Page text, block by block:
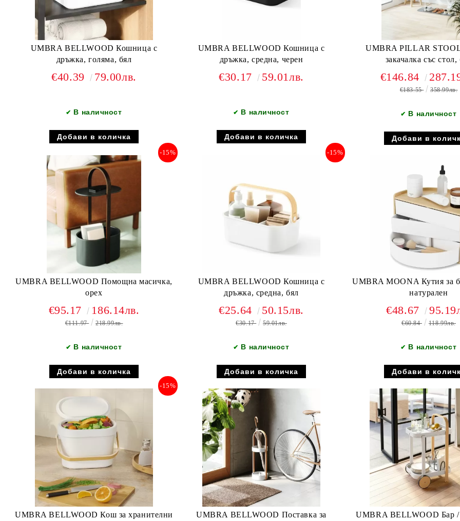
UMBRA BELLWOOD Кошница с
дръжка, голяма, бял
€40.39 79.00лв.
✔ В наличност
UMBRA BELLWOOD Кошница с
дръжка, средна, черен
€30.17 59.01лв.
✔ В наличност
UMBRA PILLAR
закачалка със стол,
€146.84
€183.55 358.99лв.
✔ В наличност
UMBRA BELLWOOD Помощна масичка,
орех
-15%
€95.17 186.14лв.
€111.97 218.99лв.
✔ В наличност
UMBRA BELLWOOD Кошница с
дръжка, средна, бял
-15%
€25.64 50.15лв.
€30.17 59.01лв.
✔ В наличност
UMBRA MOONA Кутия за
натурален
€48.67
€60.84 118.99лв.
✔ В наличност
UMBRA BELLWOOD Кош за хранителни
-15%
UMBRA BELLWOOD Поставка за
UMBRA BELLWOOD Бар / количка за